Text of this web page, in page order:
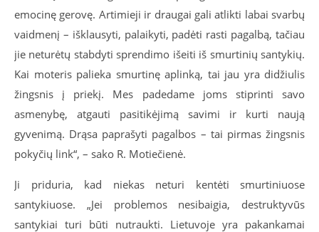
emocinę gerovę. Artimieji ir draugai gali atlikti labai svarbų
vaidmenį – išklausyti, palaikyti, padėti rasti pagalbą, tačiau
jie neturėtų stabdyti sprendimo išeiti iš smurtinių santykių.
Kai moteris palieka smurtinę aplinką, tai jau yra didžiulis
žingsnis į priekį. Mes padedame joms stiprinti savo
asmenybę, atgauti pasitikėjimą savimi ir kurti naują
gyvenimą. Drąsa paprašyti pagalbos – tai pirmas žingsnis
pokyčių link“, – sako R. Motiečienė.
Ji priduria, kad niekas neturi kentėti smurtiniuose
santykiuose. „Jei problemos nesibaigia, destruktyvūs
santykiai turi būti nutraukti. Lietuvoje yra pakankamai